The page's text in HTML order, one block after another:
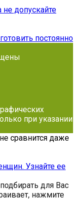
допускайте
постоянно
при указании
сравнится даже
Узнайте ее
для Вас
нажмите